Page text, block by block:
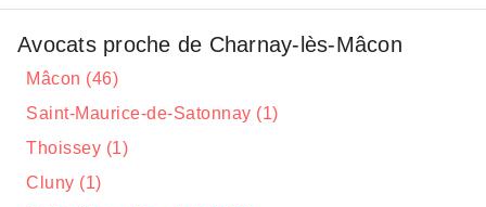
Avocats proche de Charnay-lès-Mâcon
Mâcon (46)
Saint-Maurice-de-Satonnay (1)
Thoissey (1)
Cluny (1)